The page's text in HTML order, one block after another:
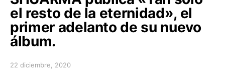
el resto de la eternidad», el
primer adelanto de su nuevo
álbum.
Posted on
22 diciembre, 2020